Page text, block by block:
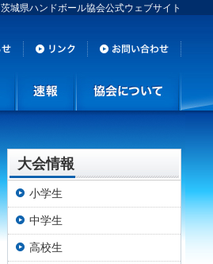
茨城県ハンドボール協会公式ウェブサイト
大会情報
小学生
中学生
高校生